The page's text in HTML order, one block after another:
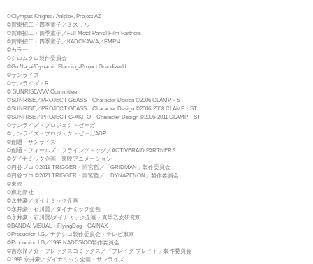
©Olympus Knights / Aniplex, Project AZ
©賀東招二・四季童子／ミスリル
©賀東招二・四季童子／Full Metal Panic! Film Partners
©賀東招二・四季童子／KADOKAWA／FMP!4
©カラー
©クロムクロ製作委員会
©Go Nagai/Dynamic Planning-Project GrendizerU
©サンライズ
©サンライズ・R
© SUNRISE/VVV Committee
©SUNRISE／PROJECT GEASS Character Design ©2006 CLAMP・ST
©SUNRISE／PROJECT GEASS Character Design ©2006-2008 CLAMP・ST
©SUNRISE／PROJECT G-AKITO Character Design ©2006-2011 CLAMP・ST
©サンライズ・プロジェクトゼーガ
©サンライズ・プロジェクトゼーガADP
©創通・サンライズ
©創通・フィールズ・フライングドッグ／ACTIVERAID PARTNERS
©ダイナミック企画・東映アニメーション
©円谷プロ ©2018 TRIGGER・雨宮哲／「GRIDMAN」製作委員会
©円谷プロ ©2021 TRIGGER・雨宮哲／「DYNAZENON」製作委員会
©東映
©東北新社
©永井豪／ダイナミック企画
©永井豪・石川賢／ダイナミック企画
©永井豪・石川賢/ダイナミック企画・真早乙女研究所
©BANDAI VISUAL・FlyingDog・GAINAX
©Production I.G／ナデシコ製作委員会・テレビ東京
©Production I.G／1998 NADESICO製作委員会
©吉永裕ノ介・フレックスコミックス／「ブレイク ブレイド」製作委員会
©1989 永井豪／ダイナミック企画・サンライズ